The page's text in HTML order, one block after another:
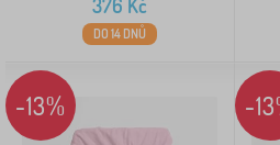
376 Kč
DO 14 DNŮ
-13% -